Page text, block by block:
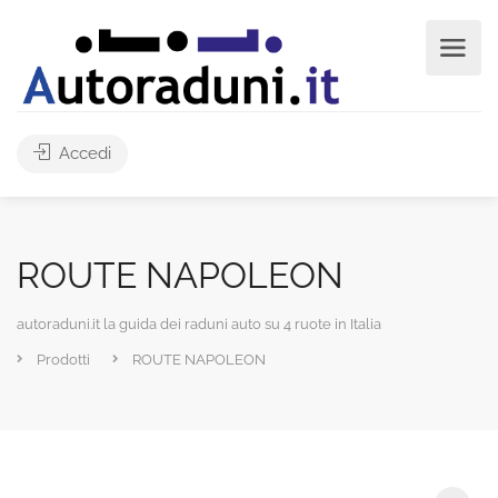
Accedi
ROUTE NAPOLEON
autoraduni.it la guida dei raduni auto su 4 ruote in Italia
Prodotti ROUTE NAPOLEON